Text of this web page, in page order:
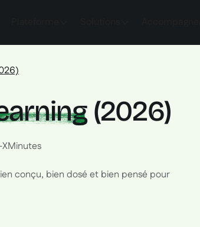
(2026)
XMinutes
conçu, bien dosé et bien pensé pour